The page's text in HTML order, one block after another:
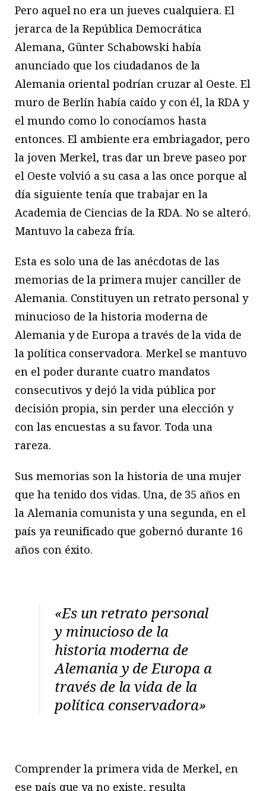
Pero aquel no era un jueves cualquiera. El
jerarca de la República Democrática
Alemana, Günter Schabowski había
anunciado que los ciudadanos de la
Alemania oriental podrían cruzar al Oeste. El
muro de Berlín había caído y con él, la RDA y
el mundo como lo conocíamos hasta
entonces. El ambiente era embriagador, pero
la joven Merkel, tras dar un breve paseo por
el Oeste volvió a su casa a las once porque al
día siguiente tenía que trabajar en la
Academia de Ciencias de la RDA. No se alteró.
Mantuvo la cabeza fría.
Esta es solo una de las anécdotas de las
memorias de la primera mujer canciller de
Alemania. Constituyen un retrato personal y
minucioso de la historia moderna de
Alemania y de Europa a través de la vida de
la política conservadora. Merkel se mantuvo
en el poder durante cuatro mandatos
consecutivos y dejó la vida pública por
decisión propia, sin perder una elección y
con las encuestas a su favor. Toda una
rareza.
Sus memorias son la historia de una mujer
que ha tenido dos vidas. Una, de 35 años en
la Alemania comunista y una segunda, en el
país ya reunificado que gobernó durante 16
años con éxito.
«Es un retrato personal
y minucioso de la
historia moderna de
Alemania y de Europa a
través de la vida de la
política conservadora»
Comprender la primera vida de Merkel, en
ese país que ya no existe, resulta